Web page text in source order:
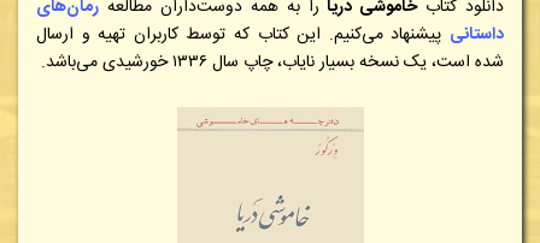
دانلود کتابخاموشی دریا را به همه دوست‌داران مطالعه رمان‌های
داستانی پیشنهاد می‌کنیم. این کتاب که توسط کاربران تهیه و ارسال
شده است، یک نسخه بسیار نایاب، چاپ سال ۱۳۳۶ خورشیدی می‌باشد
.